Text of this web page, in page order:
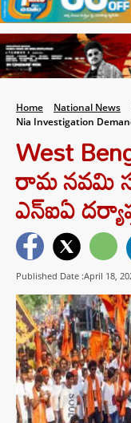
Home National News
Nia Investigation
West
రామ నవమి
ఎన్ఐఏ
Published Date :April 18,